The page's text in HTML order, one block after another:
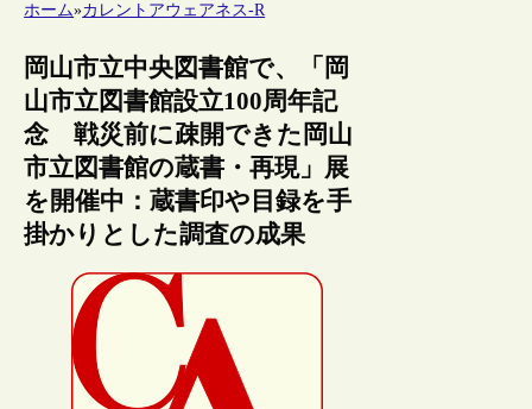
ホーム»カレントアウェアネス-R
岡山市立中央図書館で、「岡
山市立図書館設立100周年記
念 戦災前に疎開できた岡山
市立図書館の蔵書・再現」展
を開催中：蔵書印や目録を手
掛かりとした調査の成果